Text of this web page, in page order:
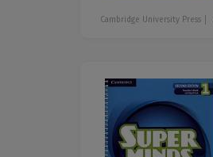
Cambridge University Press